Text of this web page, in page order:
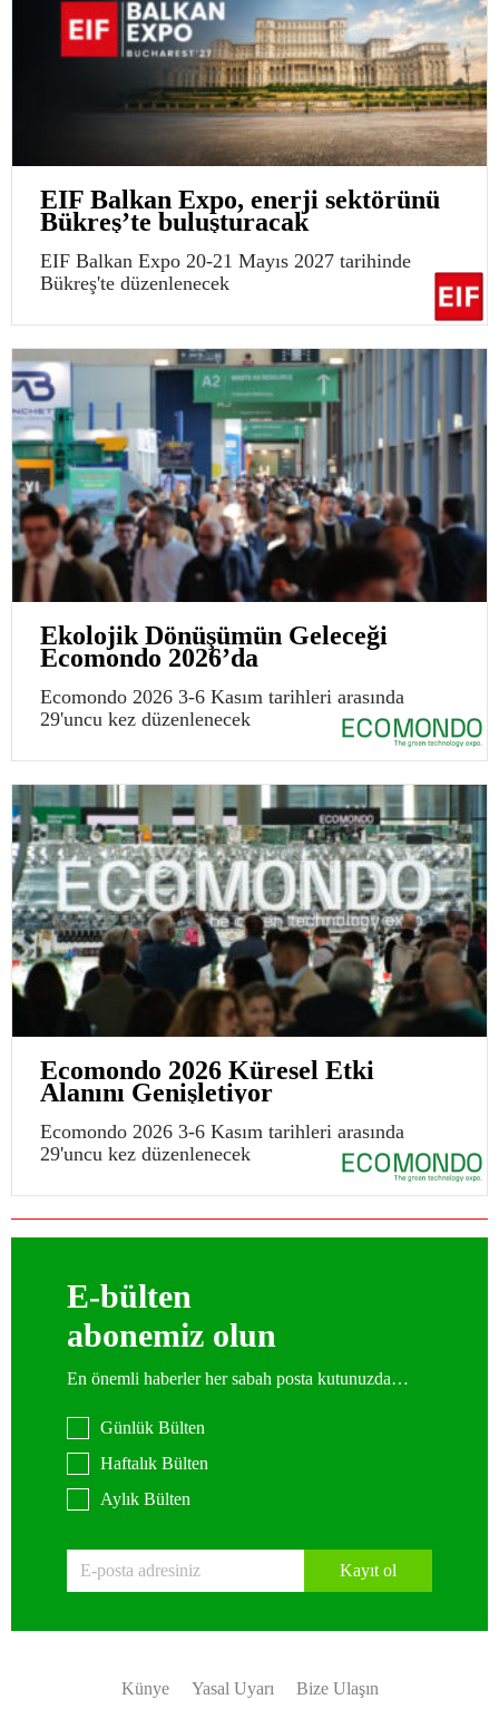
EIF Balkan Expo, enerji sektörünü
Bükreş’te buluşturacak
EIF Balkan Expo 20-21 Mayıs 2027 tarihinde
Bükreş'te düzenlenecek
Ekolojik Dönüşümün Geleceği
Ecomondo 2026’da
Ecomondo 2026 3-6 Kasım tarihleri arasında
29'uncu kez düzenlenecek
Ecomondo 2026 Küresel Etki
Alanını Genişletiyor
Ecomondo 2026 3-6 Kasım tarihleri arasında
29'uncu kez düzenlenecek
E-bülten
abonemiz olun
En önemli haberler her sabah posta kutunuzda…
Günlük Bülten
Haftalık Bülten
Aylık Bülten
Kayıt ol
Künye Yasal Uyarı Bize Ulaşın